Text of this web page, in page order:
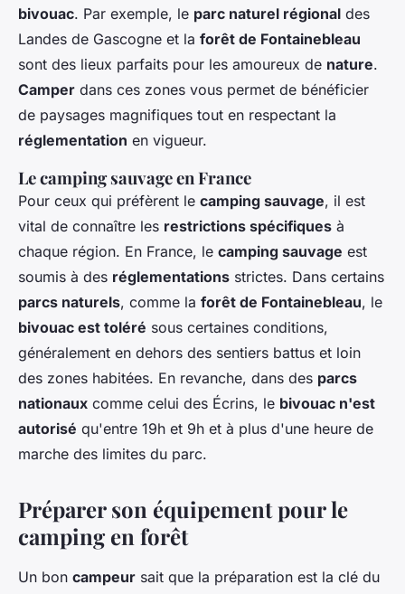
bivouac. Par exemple, le parc naturel régional des
Landes de Gascogne et la forêt de Fontainebleau
sont des lieux parfaits pour les amoureux de nature.
Camper dans ces zones vous permet de bénéficier
de paysages magnifiques tout en respectant la
réglementation en vigueur.
Le camping sauvage en France
Pour ceux qui préfèrent le camping sauvage, il est
vital de connaître les restrictions spécifiques à
chaque région. En France, le camping sauvage est
soumis à des réglementations strictes. Dans certains
parcs naturels, comme la forêt de Fontainebleau, le
bivouac est toléré sous certaines conditions,
généralement en dehors des sentiers battus et loin
des zones habitées. En revanche, dans des parcs
nationaux comme celui des Écrins, le bivouac n'est
autorisé qu'entre 19h et 9h et à plus d'une heure de
marche des limites du parc.
Préparer son équipement pour le
camping en forêt
Un bon campeur sait que la préparation est la clé du